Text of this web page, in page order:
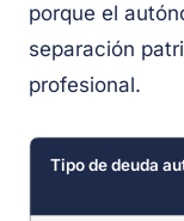
porque el
separación
profesional.
Tipo de deuda